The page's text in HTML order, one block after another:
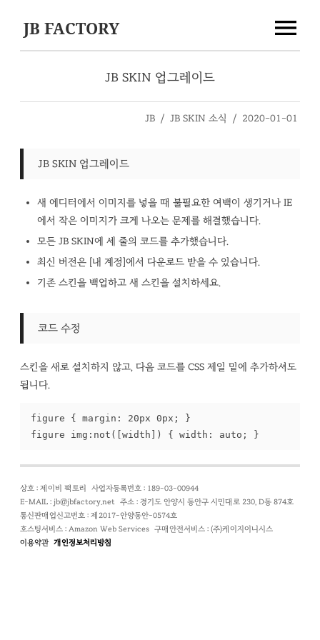
JB FACTORY
JB SKIN 업그레이드
JB / JB SKIN 소식 / 2020-01-01
JB SKIN 업그레이드
새 에디터에서 이미지를 넣을 때 불필요한 여백이 생기거나 IE
에서 작은 이미지가 크게 나오는 문제를 해결했습니다.
모든 JB SKIN에 세 줄의 코드를 추가했습니다.
최신 버전은 [내 계정]에서 다운로드 받을 수 있습니다.
기존 스킨을 백업하고 새 스킨을 설치하세요.
코드 수정
스킨을 새로 설치하지 않고, 다음 코드를 CSS 제일 밑에 추가하셔도
됩니다.
figure { margin: 20px 0px; }
figure img:not([width]) { width: auto; }
상호 : 제이비 팩토리
사업자등록번호 : 189-03-00944
E-MAIL : jb@jbfactory.net 주소 : 경기도 안양시 동안구 시민대로 230, D동 874호
통신판매업신고번호 : 제2017-안양동안-0574호
호스팅서비스 : Amazon Web Services 구매안전서비스 : (주)케이지이니시스
이용약관 개인정보처리방침